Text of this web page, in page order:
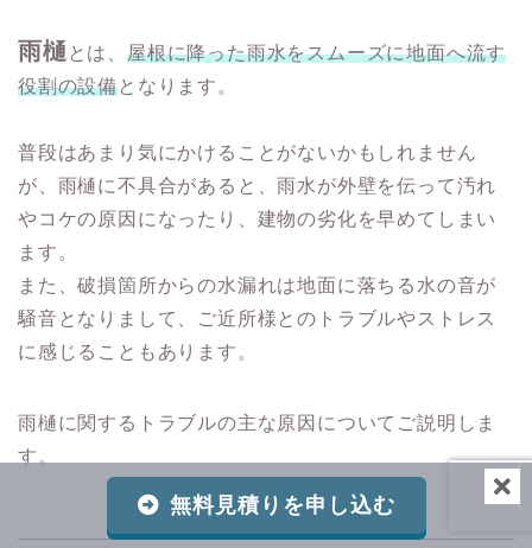
雨樋 とは、屋根に降った雨水をスムーズに地面へ流す
役割の設備となります。
普段はあまり気にかけることがないかもしれません
が、雨樋に不具合があると、雨水が外壁を伝って汚れ
やコケの原因になったり、建物の劣化を早めてしまい
ます。
また、破損箇所からの水漏れは地面に落ちる水の音が
騒音となりまして、ご近所様とのトラブルやストレス
に感じることもあります。
雨樋に関するトラブルの主な原因についてご説明しま
す。
無料見積りを申し込む